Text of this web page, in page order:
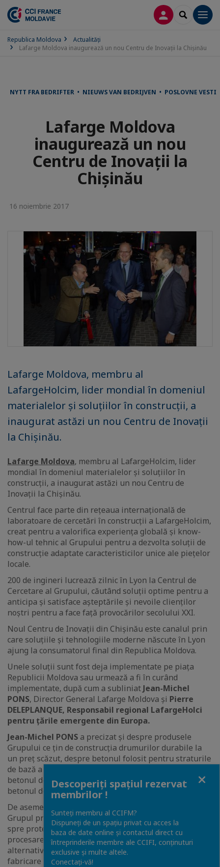
CONECTARE
SEARCH
Republica Moldova
Actualităţi
Lafarge Moldova inaugurează un nou Centru de Inovații la Chișinău
NYTT FRA BEDRIFTER • NIEUWS VAN BEDRIJVEN • POSLOVNE
Lafarge Moldova
inaugurează un nou
Centru de Inovații la
Chișinău
16 noiembrie 2017
Lafarge Moldova, membru al
LafargeHolcim, lider mondial în domeniul
materialelor și soluțiilor în construcții, a
inaugurat astăzi un nou Centru de Inovații
la Chișinău.
Lafarge Moldova, membru al LafargeHolcim, lider
mondial în domeniul materialelor și soluțiilor în
construcții, a inaugurat astăzi un nou Centru de
Inovații la Chișinău.
Centrul face parte din rețeaua internațională de
laboratoare de cercetări în construcții a LafargeHolcim,
creat pentru a valorifica experiența globală și know-
how-ul tehnic al Grupului pentru a dezvolta soluții de
construcție adaptate caracteristicilor unice ale piețelor
locale.
200 de ingineri lucrează zilnic în Lyon la Centrul de
Cercetare al Grupului, căutând soluții optime pentru a
anticipa și satisface așteptările și nevoile clienților
noștri pentru a face față provocărilor secolului XXI.
Noul Centru de Inovații din Chișinău este canalul prin
care soluțiile și tehnologiile moderne născute în Lyon
ajung la consumatorul final din Republica Moldova.
Unele soluții sunt fost deja implementate pe piața
Republicii Moldova sau urmează a fi în curând
implementate, după cum a subliniat Jean-Michel
PONS, Director General Lafarge Moldova și Pierre
DELEPLANQUE, Responsabil regional LafargeHolci
pentru țările emergente din Europa.
Jean-Michel PONS a precizat și despre produsele
Grupului ce țin de construcția drumurilor durabile la
un preț scăzut, despre betonul folosit pentru straturile
de bază a drumurilor și pentru stabilizarea solurilor,
betonul decorativ pentru uz interior și exterior și
betonul de ultra înaltă performanță - BUIP.
De asemenea, acesta a ținut să menționeze faptul că
Grupul propune municipalităților servicii orientate
spre protecția mediului înconjurător, prin co-
procesarea și transformarea deșeurilor în combustibili
alternativi și materii prime utilizate în procesul de
fabricare a cimentului.
Descoperiți spațiul rezervat
membrilor !
Sunteți membru al CCIFM?
Dispuneți de un spațiu privat cu acces la
baza de date online și contactul direct cu
întreprinderile membre ale CCIFI, conținuturi
exclusive și multe altele.
Conectați-vă!